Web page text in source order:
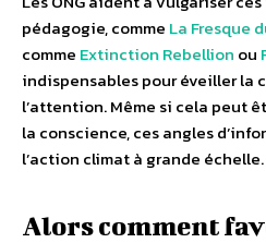
pédagogie, comme La Fresque
comme Extinction Rebellion ou
indispensables pour éveiller la
l’attention. Même si cela peut
la conscience, ces angles
l’action climat à grande échelle.
Alors comment